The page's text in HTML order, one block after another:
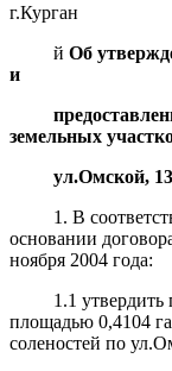
г.Курган
йОб
и
предос
земельных
ул.Омской,
1. В
основании дого­
ноября 2004 года:
1.1утвердить
площадью 0,4104
соленостей по